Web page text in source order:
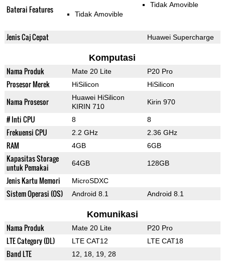
Baterai Features Tidak Amovible
Tidak Amovible
Jenis Caj Cepat Huawei Supercharge
Komputasi
Nama Produk Mate 20 Lite P20 Pro
Prosesor Merek HiSilicon HiSilicon
Nama Prosesor
Huawei HiSilicon
KIRIN 710
Kirin 970
# Inti CPU 8 8
Frekuensi CPU 2.2 GHz 2.36 GHz
RAM 4GB 6GB
Kapasitas Storage
untuk Pemakai
64GB 128GB
Jenis Kartu Memori MicroSDXC
Sistem Operasi (OS) Android 8.1 Android 8.1
Komunikasi
Nama Produk Mate 20 Lite P20 Pro
LTE Category (DL) LTE CAT12 LTE CAT18
Band LTE 12, 18, 19, 28